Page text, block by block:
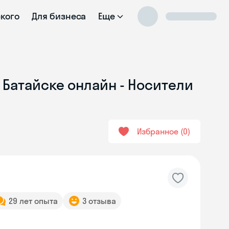
Для бизнеса Еще
онлайн - Носители
Избранное 0
29 лет опыта 3 отзыва